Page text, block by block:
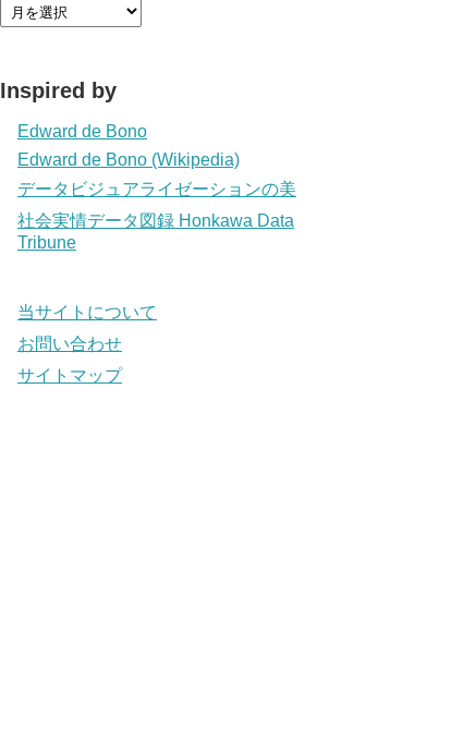
Inspired by
Edward de Bono
Edward de Bono (Wikipedia)
データビジュアライゼーションの美
社会実情データ図録 Honkawa Data
Tribune
当サイトについて
お問い合わせ
サイトマップ